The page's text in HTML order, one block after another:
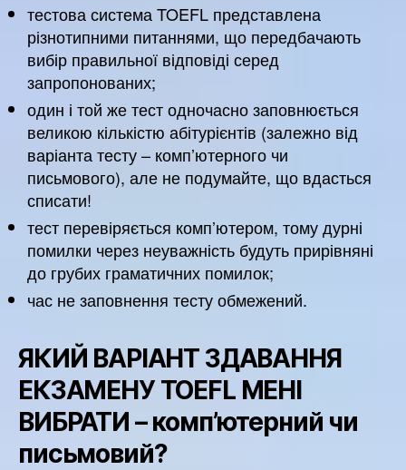
тестова система TOEFL представлена ​​
різнотипними питаннями, що передбачають
вибір правильної відповіді серед
запропонованих;
один і той же тест одночасно заповнюється
великою кількістю абітурієнтів (залежно від
варіанта тесту – комп’ютерного чи
письмового), але не подумайте, що вдасться
списати!
тест перевіряється комп’ютером, тому дурні
помилки через неуважність будуть прирівняні
до грубих граматичних помилок;
час не заповнення тесту обмежений.
ЯКИЙ ВАРІАНТ ЗДАВАННЯ
ЕКЗАМЕНУ TOEFL МЕНІ
ВИБРАТИ – комп’ютерний чи
письмовий?